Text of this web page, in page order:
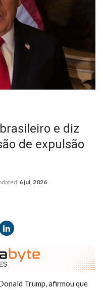
e diz
de expulsão
6 jul, 2026
Trump, afirmou que